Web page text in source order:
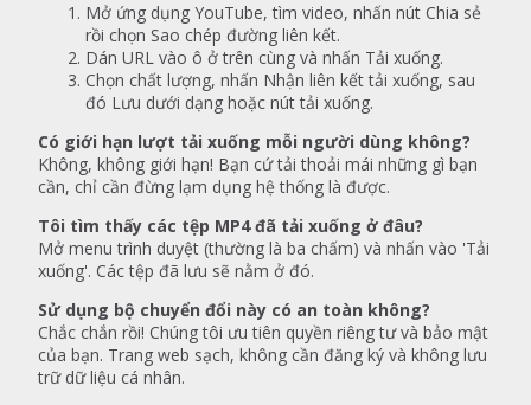
Mở ứng dụng YouTube, tìm video, nhấn nút Chia sẻ
rồi chọn Sao chép đường liên kết.
Dán URL vào ô ở trên cùng và nhấn Tải xuống.
Chọn chất lượng, nhấn Nhận liên kết tải xuống, sau
đó Lưu dưới dạng hoặc nút tải xuống.
Có giới hạn lượt tải xuống mỗi người dùng không?
Không, không giới hạn! Bạn cứ tải thoải mái những gì bạn
cần, chỉ cần đừng lạm dụng hệ thống là được.
Tôi tìm thấy các tệp MP4 đã tải xuống ở đâu?
Mở menu trình duyệt (thường là ba chấm) và nhấn vào 'Tải
xuống'. Các tệp đã lưu sẽ nằm ở đó.
Sử dụng bộ chuyển đổi này có an toàn không?
Chắc chắn rồi! Chúng tôi ưu tiên quyền riêng tư và bảo mật
của bạn. Trang web sạch, không cần đăng ký và không lưu
trữ dữ liệu cá nhân.